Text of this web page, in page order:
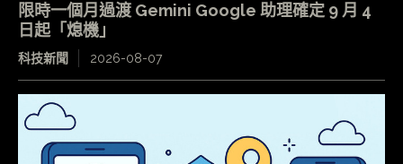
限時一個月過渡 Gemini Google 助理確定 9 月 4
日起「熄機」
科技新聞 2026-08-07